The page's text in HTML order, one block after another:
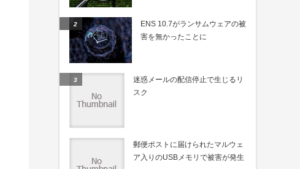
ENS 10.7がランサムウェアの被
害を無かったことに
迷惑メールの配信停止で生じるリ
スク
郵便ポストに届けられたマルウェ
ア入りのUSBメモリで被害が発生